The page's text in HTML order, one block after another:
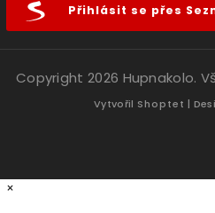
Přihlásit se přes
Copyright 2026 Hupnakolo.
Vytvořil Shoptet |
×